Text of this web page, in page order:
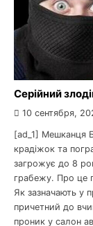
Cерійний
10 сентября,
[ad_1] Мешканця
крадіжок та
загрожує до 8
грабежу. Про це
Як зазначають у
причетний до
проник у салон